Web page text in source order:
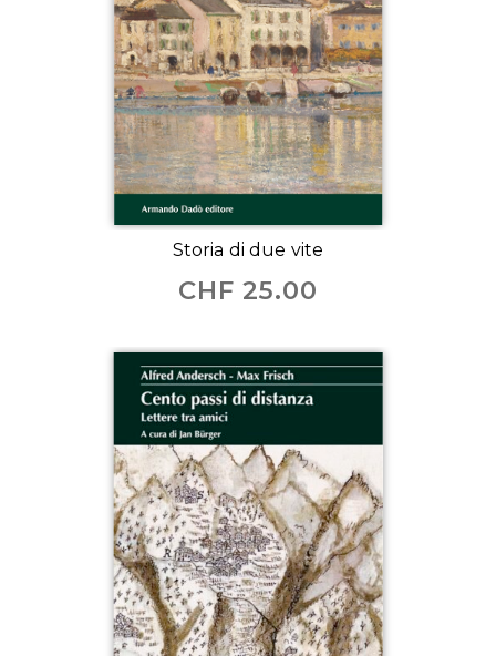
Storia di due vite
CHF 25.00